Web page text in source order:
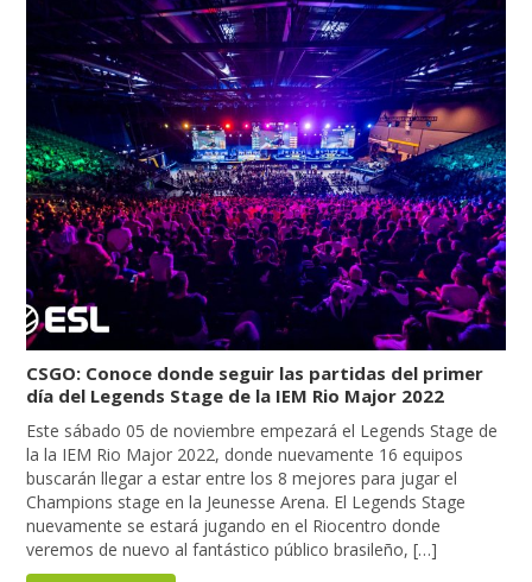
CSGO: Conoce donde seguir las partidas del primer
día del Legends Stage de la IEM Rio Major 2022
Este sábado 05 de noviembre empezará el Legends Stage de
la la IEM Rio Major 2022, donde nuevamente 16 equipos
buscarán llegar a estar entre los 8 mejores para jugar el
Champions stage en la Jeunesse Arena. El Legends Stage
nuevamente se estará jugando en el Riocentro donde
veremos de nuevo al fantástico público brasileño, […]